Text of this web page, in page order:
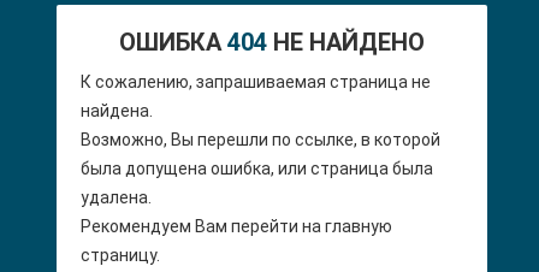
ОШИБКА 404НЕ НАЙДЕНО
К сожалению, запрашиваемая страница не
найдена.
Возможно, Вы перешли по ссылке, в которой
была допущена ошибка, или страница была
удалена.
Рекомендуем Вам перейти на главную
страницу.